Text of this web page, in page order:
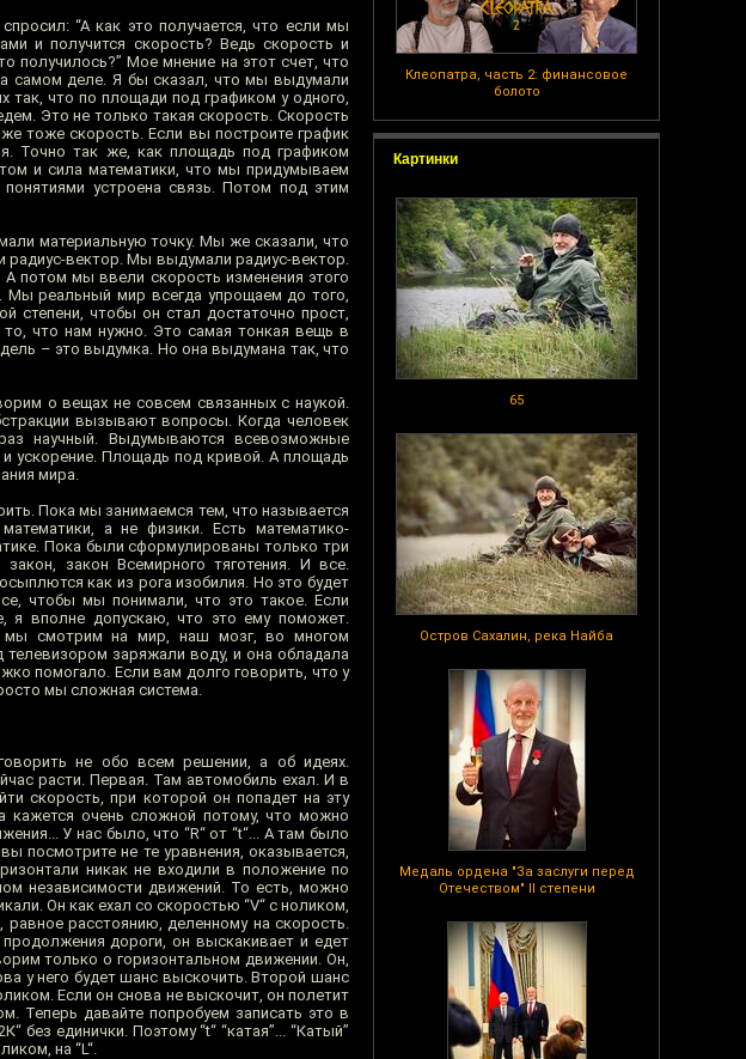
Клеопатра, часть 2: финансовое
болото
Картинки
65
Остров Сахалин, река Найба
Медаль ордена "За заслуги перед
Отечеством" II степени
“А как это получается, что если мы
и получится скорость? Ведь скорость и
получилось?” Мое мнение на этот счет, что
самом деле. Я бы сказал, что мы выдумали
так, что по площади под графиком у одного,
Это не только такая скорость. Скорость
тоже скорость. Если вы построите график
Точно так же, как площадь под графиком
и сила математики, что мы придумываем
устроена связь. Потом под этим
материальную точку. Мы же сказали, что
радиус-вектор. Мы выдумали радиус-вектор.
потом мы ввели скорость изменения этого
Мы реальный мир всегда упрощаем до того,
степени, чтобы он стал достаточно прост,
что нам нужно. Это самая тонкая вещь в
– это выдумка. Но она выдумана так, что
о вещах не совсем связанных с наукой.
вызывают вопросы. Когда человек
научный. Выдумываются всевозможные
ускорение. Площадь под кривой. А площадь
мира.
Пока мы занимаемся тем, что называется
а не физики. Есть математико-
Пока были сформулированы только три
закон Всемирного тяготения. И все.
как из рога изобилия. Но это будет
чтобы мы понимали, что это такое. Если
я вполне допускаю, что это ему поможет.
мы смотрим на мир, наш мозг, во многом
заряжали воду, и она обладала
помогало. Если вам долго говорить, что у
мы сложная система.
не обо всем решении, а об идеях.
расти. Первая. Там автомобиль ехал. И в
скорость, при которой он попадет на эту
кажется очень сложной потому, что можно
У нас было, что “R“ от “t“... А там было
посмотрите не те уравнения, оказывается,
никак не входили в положение по
независимости движений. То есть, можно
Он как ехал со скоростью “V“ с ноликом,
равное расстоянию, деленному на скорость.
дороги, он выскакивает и едет
только о горизонтальном движении. Он,
у него будет шанс выскочить. Второй шанс
Если он снова не выскочит, он полетит
Теперь давайте попробуем записать это в
единички. Поэтому “t“ “катая”... “Катый”
на “L“.